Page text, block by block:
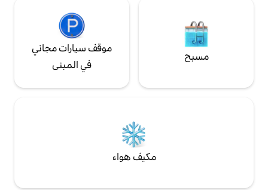
موقف سيارات مجاني
في المبنى